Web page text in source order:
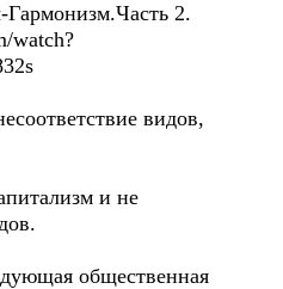
2.
watch?
видов,
и не
общественная